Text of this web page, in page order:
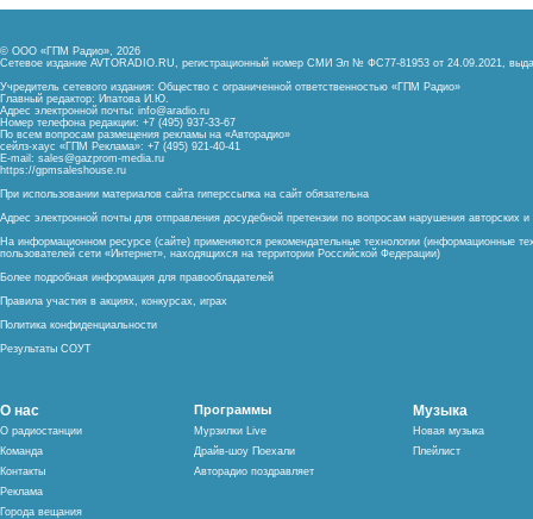
© ООО «ГПМ Радио», 2026
Сетевое издание AVTORADIO.RU, регистрационный номер СМИ Эл № ФС77-81953 от 24.09.2021,
Учредитель сетевого издания: Общество с ограниченной ответственностью «ГПМ Радио»
Главный редактор: Ипатова И.Ю.
Адрес электронной почты: info@aradio.ru
Номер телефона редакции: +7 (495) 937-33-67
По всем вопросам размещения рекламы на «Авторадио»
сейлз-хаус «ГПМ Реклама»: +7 (495) 921-40-41
E-mail: sales@gazprom-media.ru
https://gpmsaleshouse.ru
При использовании материалов сайта гиперссылка на сайт обязательна
Адрес электронной почты для отправления досудебной претензии по вопросам нарушения авторских
На информационном ресурсе (сайте) применяются рекомендательные технологии (информационные
пользователей сети «Интернет», находящихся на территории Российской Федерации)
Более подробная информация для правообладателей
Правила участия в акциях, конкурсах, играх
Политика конфиденциальности
Результаты СОУТ
О нас
О радиостанции
Команда
Контакты
Реклама
Города вещания
Программы
Мурзилки Live
Драйв-шоу Поехали
Авторадио поздравляет
Музыка
Новая музыка
Плейлист